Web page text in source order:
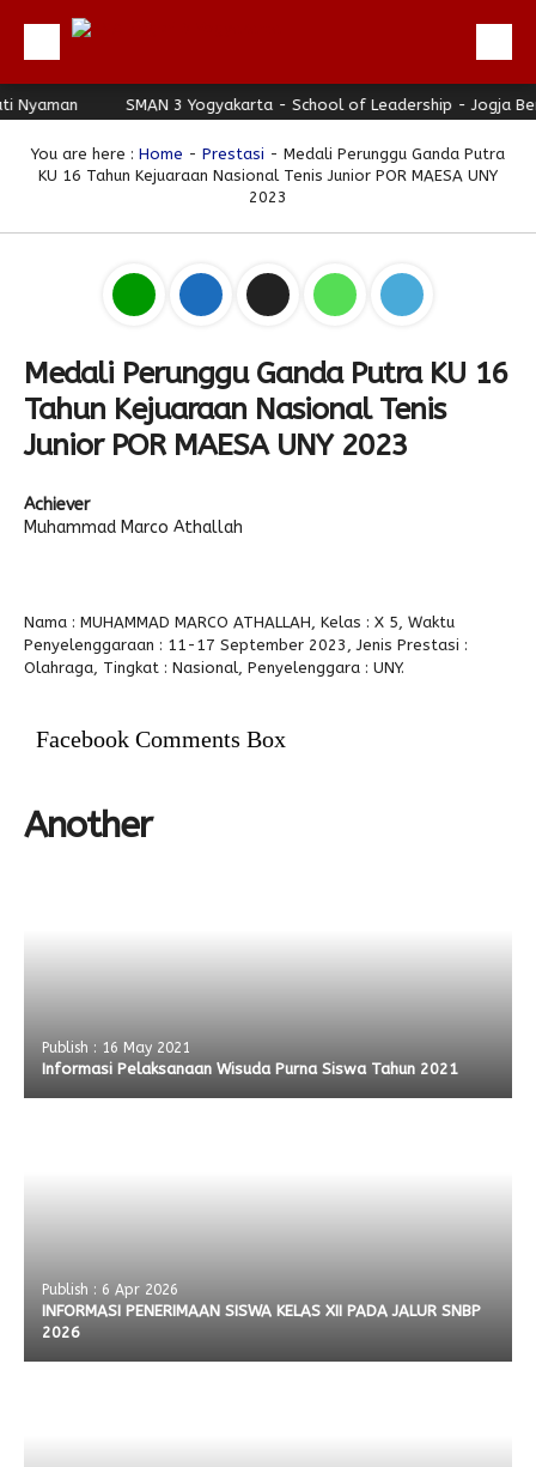
Beranda
Profil
Direktori
Download
Hubungi Kami
Bulletin
Link Referensi
PPDB
SMAN 3 Yogyakarta - School of Leadership - Jogja
You are here : Home - Prestasi - Medali Perunggu Ganda Putra
KU 16 Tahun Kejuaraan Nasional Tenis Junior POR MAESA UNY
2023
Medali Perunggu Ganda Putra KU 16
Tahun Kejuaraan Nasional Tenis
Junior POR MAESA UNY 2023
Achiever
Muhammad Marco Athallah
Nama : MUHAMMAD MARCO ATHALLAH, Kelas : X 5, Waktu
Penyelenggaraan : 11-17 September 2023, Jenis Prestasi :
Olahraga, Tingkat : Nasional, Penyelenggara : UNY.
Facebook Comments Box
Another
Publish : 16 May 2021
Informasi Pelaksanaan Wisuda Purna Siswa Tahun 2021
Publish : 6 Apr 2026
INFORMASI PENERIMAAN SISWA KELAS XII PADA JALUR SNBP
2026